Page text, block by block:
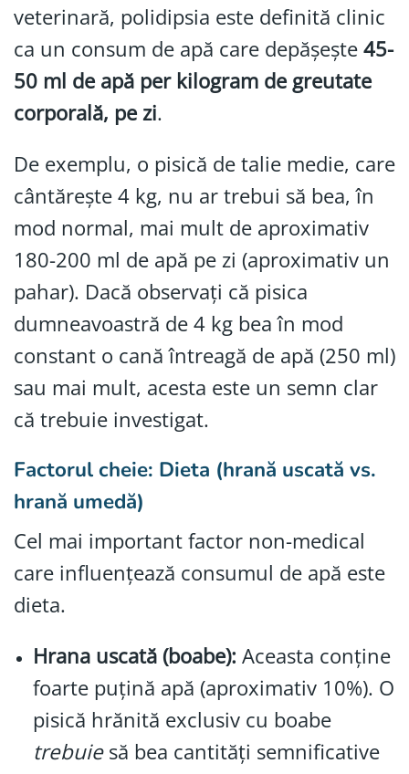
veterinară, polidipsia este definită clinic
ca un consum de apă care depășește45-
50 ml de apă per kilogram de greutate
corporală, pe zi.
De exemplu, o pisică de talie medie, care
cântărește 4 kg, nu ar trebui să bea, în
mod normal, mai mult de aproximativ
180-200 ml de apă pe zi (aproximativ un
pahar). Dacă observați că pisica
dumneavoastră de 4 kg bea în mod
constant o cană întreagă de apă (250 ml)
sau mai mult, acesta este un semn clar
că trebuie investigat.
Factorul cheie: Dieta (hrană uscată vs.
hrană umedă)
Cel mai important factor non-medical
care influențează consumul de apă este
dieta.
Hrana uscată (boabe): Aceasta conține
foarte puțină apă (aproximativ 10%). O
pisică hrănită exclusiv cu boabe
trebuiesă bea cantități semnificative